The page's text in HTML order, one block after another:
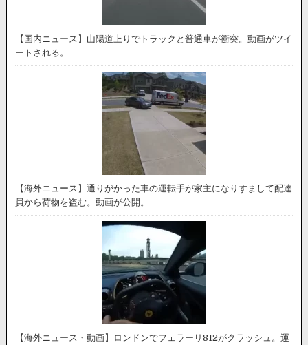
【国内ニュース】山陽道上りでトラックと普通車が衝突。動画がツイ
ートされる。
【海外ニュース】通りがかった車の運転手が家主になりすまして配達
員から荷物を盗む。動画が公開。
【海外ニュース・動画】ロンドンでフェラーリ812がクラッシュ。運